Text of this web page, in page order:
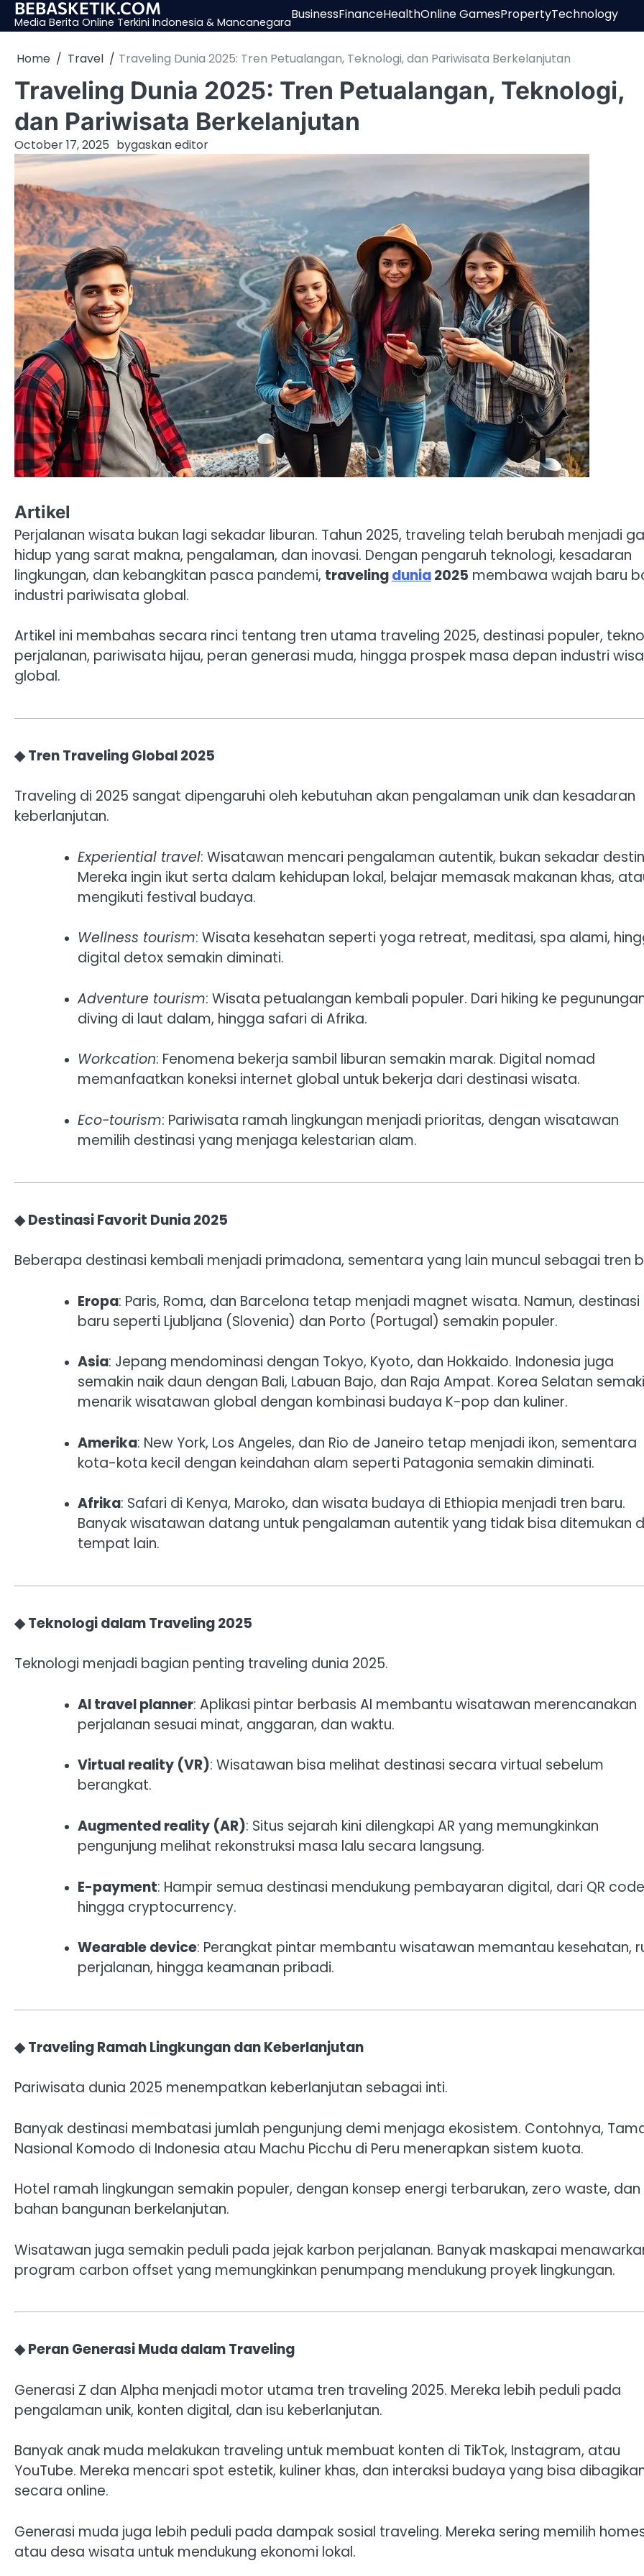
SkipBEBASKETIK.COM
Media Berita Online Terkini Indonesia & Mancanegara
BusinessFinanceHealthOnline GamesPropertyTechnology
Home Travel Traveling Dunia 2025: Tren Petualangan, Teknologi, dan Pariwisata Berkelanjutan
Traveling Dunia 2025: Tren Petualangan, Teknologi,
dan Pariwisata Berkelanjutan
October 17, 2025 bygaskan editor
Artikel
Perjalanan wisata bukan lagi sekadar liburan. Tahun 2025, traveling telah berubah menjadi
hidup yang sarat makna, pengalaman, dan inovasi. Dengan pengaruh teknologi, kesadaran
lingkungan, dan kebangkitan pasca pandemi, travelingdunia2025 membawa wajah baru
industri pariwisata global.
Artikel ini membahas secara rinci tentang tren utama traveling 2025, destinasi populer,
perjalanan, pariwisata hijau, peran generasi muda, hingga prospek masa depan industri
global.
◆ Tren Traveling Global 2025
Traveling di 2025 sangat dipengaruhi oleh kebutuhan akan pengalaman unik dan kesadaran
keberlanjutan.
Experiential travel: Wisatawan mencari pengalaman autentik, bukan sekadar
Mereka ingin ikut serta dalam kehidupan lokal, belajar memasak makanan khas,
mengikuti festival budaya.
Wellness tourism: Wisata kesehatan seperti yoga retreat, meditasi, spa alami,
digital detox semakin diminati.
Adventure tourism: Wisata petualangan kembali populer. Dari hiking ke
diving di laut dalam, hingga safari di Afrika.
Workcation: Fenomena bekerja sambil liburan semakin marak. Digital nomad
memanfaatkan koneksi internet global untuk bekerja dari destinasi wisata.
Eco-tourism: Pariwisata ramah lingkungan menjadi prioritas, dengan wisatawan
memilih destinasi yang menjaga kelestarian alam.
◆ Destinasi Favorit Dunia 2025
Beberapa destinasi kembali menjadi primadona, sementara yang lain muncul sebagai tren
Eropa: Paris, Roma, dan Barcelona tetap menjadi magnet wisata. Namun, destinasi
baru seperti Ljubljana (Slovenia) dan Porto (Portugal) semakin populer.
Asia: Jepang mendominasi dengan Tokyo, Kyoto, dan Hokkaido. Indonesia juga
semakin naik daun dengan Bali, Labuan Bajo, dan Raja Ampat. Korea Selatan
menarik wisatawan global dengan kombinasi budaya K-pop dan kuliner.
Amerika: New York, Los Angeles, dan Rio de Janeiro tetap menjadi ikon, sementara
kota-kota kecil dengan keindahan alam seperti Patagonia semakin diminati.
Afrika: Safari di Kenya, Maroko, dan wisata budaya di Ethiopia menjadi tren baru.
Banyak wisatawan datang untuk pengalaman autentik yang tidak bisa ditemukan
tempat lain.
◆ Teknologi dalam Traveling 2025
Teknologi menjadi bagian penting traveling dunia 2025.
AI travel planner: Aplikasi pintar berbasis AI membantu wisatawan merencanakan
perjalanan sesuai minat, anggaran, dan waktu.
Virtual reality (VR): Wisatawan bisa melihat destinasi secara virtual sebelum
berangkat.
Augmented reality (AR): Situs sejarah kini dilengkapi AR yang memungkinkan
pengunjung melihat rekonstruksi masa lalu secara langsung.
E-payment: Hampir semua destinasi mendukung pembayaran digital, dari QR code
hingga cryptocurrency.
Wearable device: Perangkat pintar membantu wisatawan memantau kesehatan,
perjalanan, hingga keamanan pribadi.
◆ Traveling Ramah Lingkungan dan Keberlanjutan
Pariwisata dunia 2025 menempatkan keberlanjutan sebagai inti.
Banyak destinasi membatasi jumlah pengunjung demi menjaga ekosistem. Contohnya,
Nasional Komodo di Indonesia atau Machu Picchu di Peru menerapkan sistem kuota.
Hotel ramah lingkungan semakin populer, dengan konsep energi terbarukan, zero waste, dan
bahan bangunan berkelanjutan.
Wisatawan juga semakin peduli pada jejak karbon perjalanan. Banyak maskapai
program carbon offset yang memungkinkan penumpang mendukung proyek lingkungan.
◆ Peran Generasi Muda dalam Traveling
Generasi Z dan Alpha menjadi motor utama tren traveling 2025. Mereka lebih peduli pada
pengalaman unik, konten digital, dan isu keberlanjutan.
Banyak anak muda melakukan traveling untuk membuat konten di TikTok, Instagram, atau
YouTube. Mereka mencari spot estetik, kuliner khas, dan interaksi budaya yang bisa
secara online.
Generasi muda juga lebih peduli pada dampak sosial traveling. Mereka sering memilih
atau desa wisata untuk mendukung ekonomi lokal.